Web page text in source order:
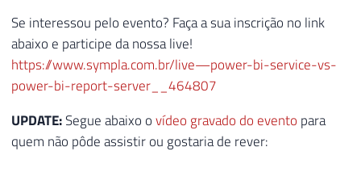
Se interessou pelo evento? Faça a sua inscrição no link
abaixo e participe da nossa live!
https://www.sympla.com.br/live—power-bi-service-vs-
power-bi-report-server__464807
UPDATE:Segue abaixo ovídeo gravado do evento para
quem não pôde assistir ou gostaria de rever: